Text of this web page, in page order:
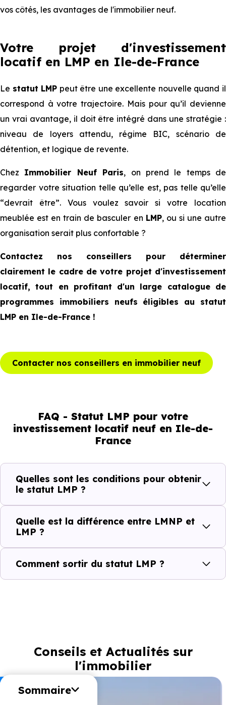
Sommaire
vos côtés, les avantages de l'immobilier neuf.
Votre projet d'investissement
locatif en LMP en Ile-de-France
Le statut LMP peut être une excellente nouvelle quand il
correspond à votre trajectoire. Mais pour qu’il devienne
un vrai avantage, il doit être intégré dans une stratégie :
niveau de loyers attendu, régime BIC, scénario de
détention, et logique de revente.
Chez Immobilier Neuf Paris, on prend le temps de
regarder votre situation telle qu’elle est, pas telle qu’elle
“devrait être”. Vous voulez savoir si votre location
meublée est en train de basculer en LMP, ou si une autre
organisation serait plus confortable ?
Contactez nos conseillers pour déterminer
clairement le cadre de votre projet d'investissement
locatif, tout en profitant d'un large catalogue de
programmes immobiliers neufs éligibles au statut
LMP en Ile-de-France !
Contacter nos conseillers en immobilier neuf
FAQ - Statut LMP pour votre
investissement locatif neuf en Ile-de-
France
Quelles sont les conditions pour obtenir
le statut LMP ?
Quelle est la différence entre LMNP et
LMP ?
Comment sortir du statut LMP ?
Conseils et Actualités sur
l'immobilier
& Vie locale